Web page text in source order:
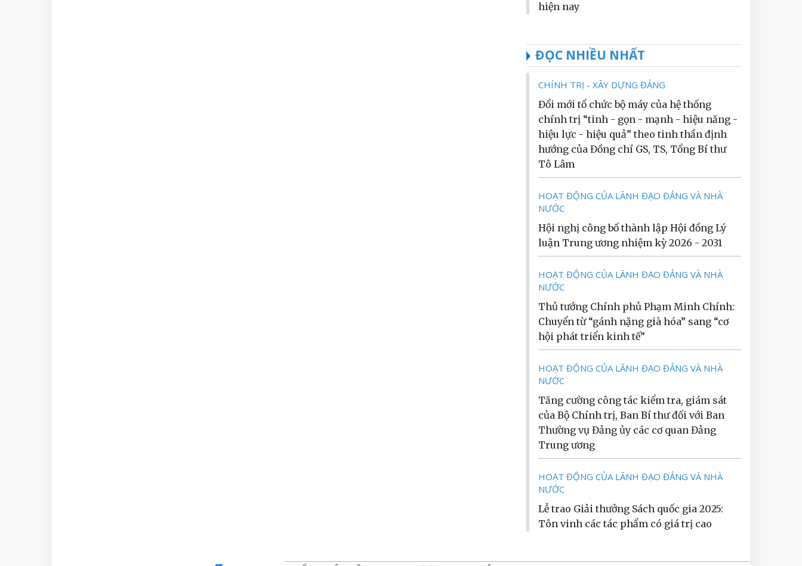
hiện nay
ĐỌC NHIỀU NHẤT
CHÍNH TRỊ - XÂY DỰNG ĐẢNG
Đổi mới tổ chức bộ máy của hệ thống
chính trị “tinh - gọn - mạnh - hiệu năng -
hiệu lực - hiệu quả” theo tinh thần định
hướng của Đồng chí GS, TS, Tổng Bí thư
Tô Lâm
HOẠT ĐỘNG CỦA LÃNH ĐẠO ĐẢNG VÀ NHÀ
NƯỚC
Hội nghị công bố thành lập Hội đồng Lý
luận Trung ương nhiệm kỳ 2026 - 2031
HOẠT ĐỘNG CỦA LÃNH ĐẠO ĐẢNG VÀ NHÀ
NƯỚC
Thủ tướng Chính phủ Phạm Minh Chính:
Chuyển từ “gánh nặng già hóa” sang “cơ
hội phát triển kinh tế”
HOẠT ĐỘNG CỦA LÃNH ĐẠO ĐẢNG VÀ NHÀ
NƯỚC
Tăng cường công tác kiểm tra, giám sát
của Bộ Chính trị, Ban Bí thư đối với Ban
Thường vụ Đảng ủy các cơ quan Đảng
Trung ương
HOẠT ĐỘNG CỦA LÃNH ĐẠO ĐẢNG VÀ NHÀ
NƯỚC
Lễ trao Giải thưởng Sách quốc gia 2025:
Tôn vinh các tác phẩm có giá trị cao